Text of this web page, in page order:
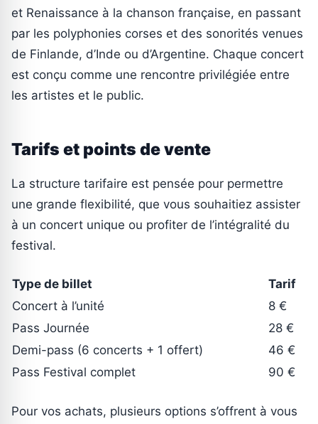
et Renaissance à la chanson française, en passant
par les polyphonies corses et des sonorités venues
de Finlande, d’Inde ou d’Argentine. Chaque concert
est conçu comme une rencontre privilégiée entre
les artistes et le public.
Tarifs et points de vente
La structure tarifaire est pensée pour permettre
une grande flexibilité, que vous souhaitiez assister
à un concert unique ou profiter de l’intégralité du
festival.
Type de billet
Tarif
Concert à l’unité
8 €
Pass Journée
28 €
Demi-pass (6 concerts + 1 offert)
46 €
Pass Festival complet
90 €
Pour vos achats, plusieurs options s’offrent à vous